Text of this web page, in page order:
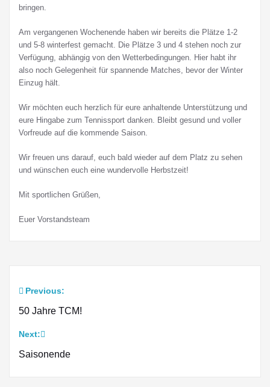
bringen.
Am vergangenen Wochenende haben wir bereits die Plätze 1-2
und 5-8 winterfest gemacht. Die Plätze 3 und 4 stehen noch zur
Verfügung, abhängig von den Wetterbedingungen. Hier habt ihr
also noch Gelegenheit für spannende Matches, bevor der Winter
Einzug hält.
Wir möchten euch herzlich für eure anhaltende Unterstützung und
eure Hingabe zum Tennissport danken. Bleibt gesund und voller
Vorfreude auf die kommende Saison.
Wir freuen uns darauf, euch bald wieder auf dem Platz zu sehen
und wünschen euch eine wundervolle Herbstzeit!
Mit sportlichen Grüßen,
Euer Vorstandsteam
Beitragsnavigation
Previous:
50 Jahre TCM!
Next:
Saisonende